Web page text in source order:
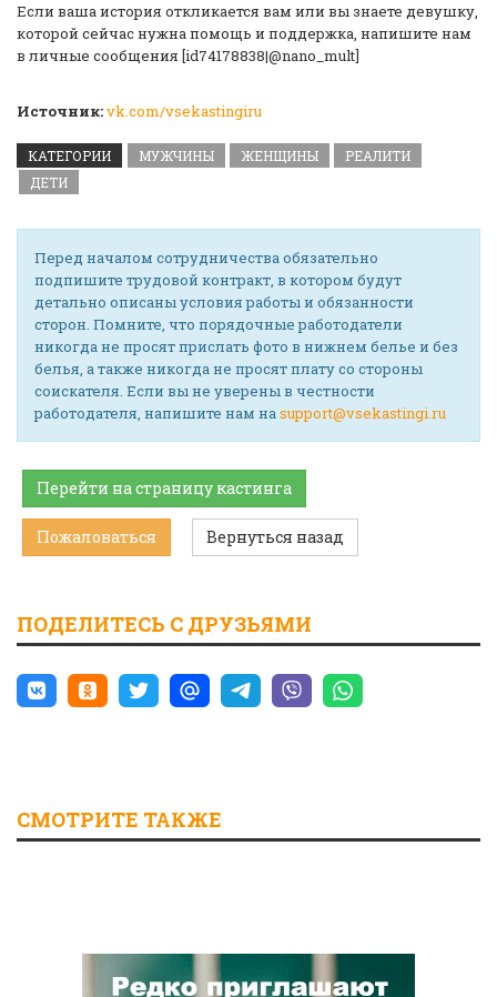
Если ваша история откликается вам или вы знаете девушку,
которой сейчас нужна помощь и поддержка, напишите нам
в личные сообщения [id74178838|@nano_mult]
Источник:vk.com/vsekastingiru
КАТЕГОРИИ МУЖЧИНЫ ЖЕНЩИНЫ
РЕАЛИТИ
ДЕТИ
Перед началом сотрудничества обязательно
подпишите трудовой контракт, в котором будут
детально описаны условия работы и обязанности
сторон. Помните, что порядочные работодатели
никогда не просят прислать фото в нижнем белье и без
белья, а также никогда не просят плату со стороны
соискателя. Если вы не уверены в честности
работодателя, напишите нам наsupport@vsekastingi.ru
Перейти на страницу кастинга
Пожаловаться Вернуться назад
ПОДЕЛИТЕСЬ С ДРУЗЬЯМИ
СМОТРИТЕ ТАКЖЕ